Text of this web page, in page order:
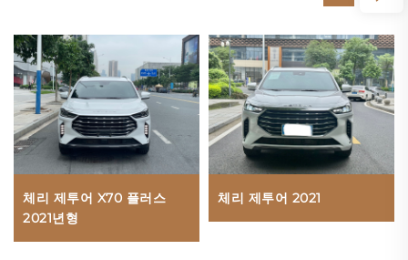
체리 제투어 X70 플러스
2021년형
체리 제투어 2021